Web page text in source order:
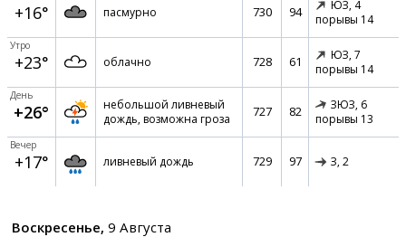
+16° пасмурно 730 94 ЮЗ, 4
порывы 14
Утро
+23° облачно 728 61 ЮЗ, 7
порывы 14
День
+26°
небольшой ливневый
дождь, возможна гроза
727 82 ЗЮЗ, 6
порывы 13
Вечер
+17° ливневый дождь 729 97 З, 2
Воскресенье, 9 Августа